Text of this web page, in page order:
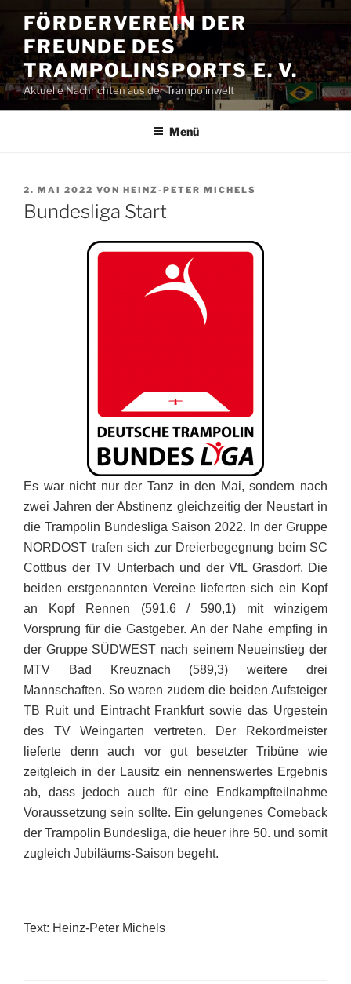
Inhalt
springen
FÖRDERVEREIN DER
FREUNDE DES
TRAMPOLINSPORTS E. V.
Aktuelle Nachrichten aus der Trampolinwelt
Menü
VERÖFFENTLICHT
AM
2. MAI 2022 VON HEINZ-PETER MICHELS
Bundesliga Start
Es war nicht nur der Tanz in den Mai, sondern nach
zwei Jahren der Abstinenz gleichzeitig der Neustart in
die Trampolin Bundesliga Saison 2022. In der Gruppe
NORDOST trafen sich zur Dreierbegegnung beim SC
Cottbus der TV Unterbach und der VfL Grasdorf. Die
beiden erstgenannten Vereine lieferten sich ein Kopf
an Kopf Rennen (591,6 / 590,1) mit winzigem
Vorsprung für die Gastgeber. An der Nahe empfing in
der Gruppe SÜDWEST nach seinem Neueinstieg der
MTV Bad Kreuznach (589,3) weitere drei
Mannschaften. So waren zudem die beiden Aufsteiger
TB Ruit und Eintracht Frankfurt sowie das Urgestein
des TV Weingarten vertreten. Der Rekordmeister
lieferte denn auch vor gut besetzter Tribüne wie
zeitgleich in der Lausitz ein nennenswertes Ergebnis
ab, dass jedoch auch für eine Endkampfteilnahme
Voraussetzung sein sollte. Ein gelungenes Comeback
der Trampolin Bundesliga, die heuer ihre 50. und somit
zugleich Jubiläums-Saison begeht.
Text: Heinz-Peter Michels